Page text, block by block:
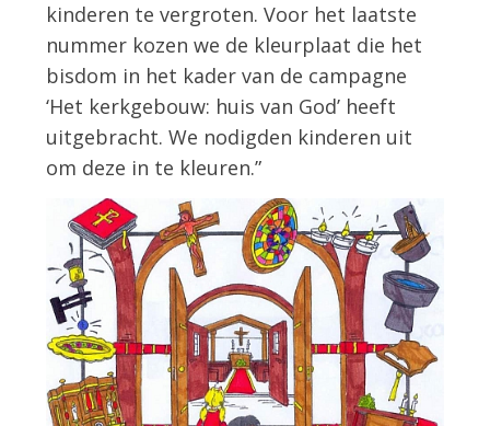
kinderen te vergroten. Voor het laatste
nummer kozen we de kleurplaat die het
bisdom in het kader van de campagne
‘Het kerkgebouw: huis van God’ heeft
uitgebracht. We nodigden kinderen uit
om deze in te kleuren.”